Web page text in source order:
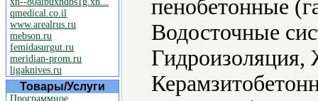
qmedical.co.il
www.arealrus.ru
mebson.ru
femidasurgut.ru
meridian-prom.ru
ligaknives.ru
Товары/Услуги
Программное
пенобетонные
Водосточные